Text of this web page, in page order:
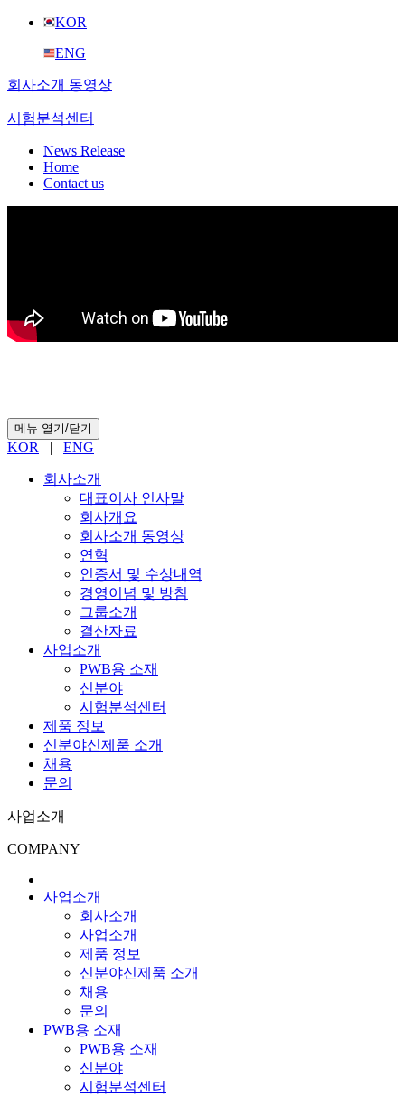
KOR
ENG
회사소개 동영상
시험분석센터
News Release
Home
Contact us
메뉴 열기/닫기
KOR | ENG
회사소개
대표이사 인사말
회사개요
회사소개 동영상
연혁
인증서 및 수상내역
경영이념 및 방침
그룹소개
결산자료
사업소개
PWB용 소재
신분야
시험분석센터
제품 정보
신분야신제품 소개
채용
문의
사업소개
COMPANY
사업소개
회사소개
사업소개
제품 정보
신분야신제품 소개
채용
문의
PWB용 소재
PWB용 소재
신분야
시험분석센터